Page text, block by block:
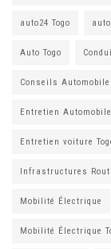
auto24 Togo
Auto Togo
Conseils
Entretien Automobile
Entretien voiture
Infrastructures
Mobilité Électrique
Mobilité Électrique